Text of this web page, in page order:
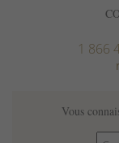
Oreillers et
Salle à manger
1 866
Vous